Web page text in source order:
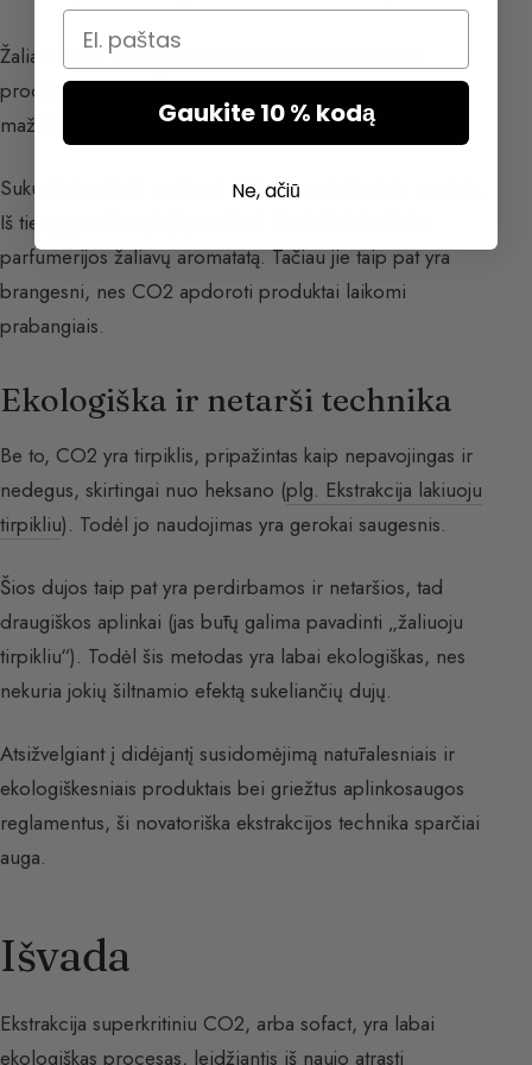
Žaliava labai mažai kaitinama ir nepaliekama jokių
produkto liekanų. Ši technika ypač veiksminga visoms
mažai lakioms medžiagoms, pavyzdžiui,prieskoniai
Sukurti absoliutai pasižymi išskirtinių olfaktorinių savybių.
Iš tiesų, gauti kvapieji produktai labai tiksliai atitinka
parfumerijos žaliavų aromatatą. Tačiau jie taip pat yra
brangesni, nes CO2 apdoroti produktai laikomi
prabangiais.
Ekologiška ir netarši technika
Be to, CO2 yra tirpiklis, pripažintas kaip nepavojingas ir
nedegus, skirtingai nuo heksano (plg. Ekstrakcija lakiuoju
tirpikliu). Todėl jo naudojimas yra gerokai saugesnis.
Šios dujos taip pat yra perdirbamos ir netaršios, tad
draugiškos aplinkai (jas būtų galima pavadinti „žaliuoju
tirpikliu“). Todėl šis metodas yra labai ekologiškas, nes
nekuria jokių šiltnamio efektą sukeliančių dujų.
Atsižvelgiant į didėjantį susidomėjimą natūralesniais ir
ekologiškesniais produktais bei griežtus aplinkosaugos
reglamentus, ši novatoriška ekstrakcijos technika sparčiai
auga.
Išvada
Ekstrakcija superkritiniu CO2, arba sofact, yra labai
ekologiškas procesas, leidžiantis iš naujo atrasti
Email
Gaukite 10 % kodą
Ne, ačiū